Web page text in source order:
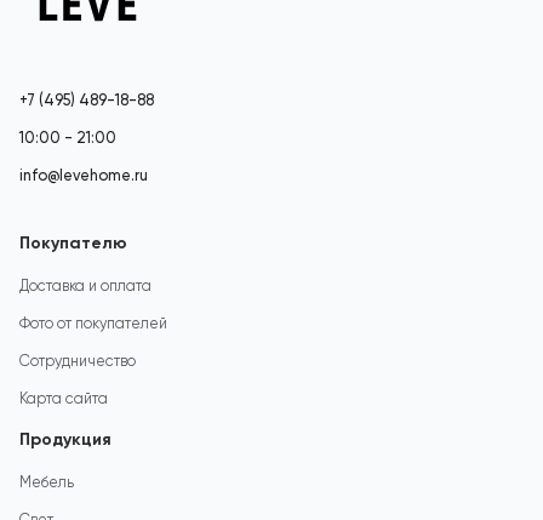
+7 (495) 489-18-88
10:00 - 21:00
info@levehome.ru
Покупателю
Доставка и оплата
Фото от покупателей
Сотрудничество
Карта сайта
Продукция
Мебель